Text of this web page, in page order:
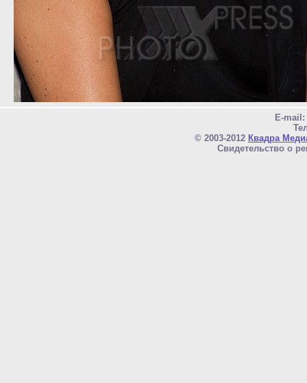
E-mail:
© 2003-2012 Квадра
Свидетельство о